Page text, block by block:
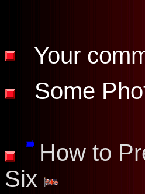
Your
Some
How to
Six